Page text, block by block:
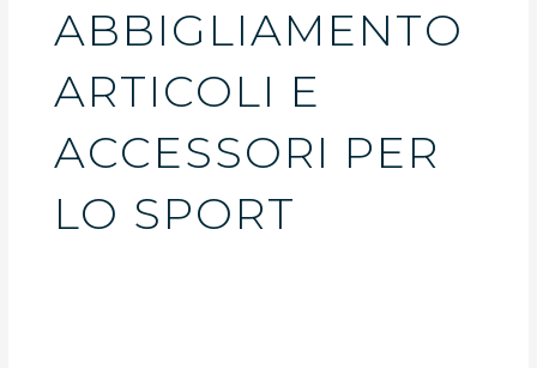
ABBIGLIAMENTO
ARTICOLI E
ACCESSORI PER
LO SPORT